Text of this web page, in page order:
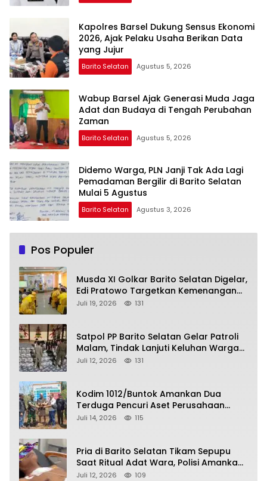
Kapolres Barsel Dukung Sensus Ekonomi
2026, Ajak Pelaku Usaha Berikan Data
yang Jujur
Barito Selatan Agustus 5, 2026
Wabup Barsel Ajak Generasi Muda Jaga
Adat dan Budaya di Tengah Perubahan
Zaman
Barito Selatan Agustus 5, 2026
Didemo Warga, PLN Janji Tak Ada Lagi
Pemadaman Bergilir di Barito Selatan
Mulai 5 Agustus
Barito Selatan Agustus 3, 2026
Pos Populer
Musda XI Golkar Barito Selatan Digelar,
Edi Pratowo Targetkan Kemenangan
Partai pada Pemilu Mendatang
Juli 19, 2026 131
Satpol PP Barito Selatan Gelar Patroli
Malam, Tindak Lanjuti Keluhan Warga
soal Balap Liar dan Remaja Nongkrong
Juli 12, 2026 131
Kodim 1012/Buntok Amankan Dua
Terduga Pencuri Aset Perusahaan
Sitaan Satgas PKH, Satu Paket Diduga
Juli 14, 2026 115
Pria di Barito Selatan Tikam Sepupu
Saat Ritual Adat Wara, Polisi Amankan
Pelaku
Juli 12, 2026 109